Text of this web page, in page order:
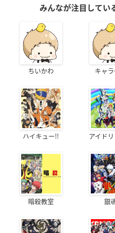
みんなが注目してい
ちいかわ キャ
ハイキュー!! アイド
暗殺教室 銀